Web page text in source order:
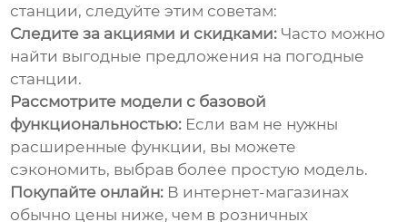
станции, следуйте этим советам:
Следите за акциями и скидками: Часто можно
найти выгодные предложения на погодные
станции.
Рассмотрите модели с базовой
функциональностью: Если вам не нужны
расширенные функции, вы можете
сэкономить, выбрав более простую модель.
Покупайте онлайн: В интернет-магазинах
обычно цены ниже, чем в розничных